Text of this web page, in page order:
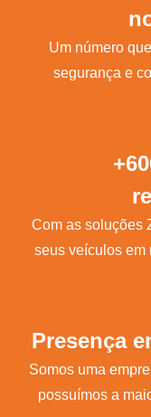
Um número
segurança e
Com as soluções
seus veículos em
Presença
Somos uma
possuímos a